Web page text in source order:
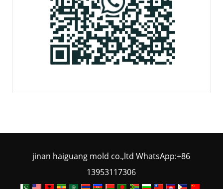
jinan haiguang mold co.,ltd WhatsApp:+86
13953117306